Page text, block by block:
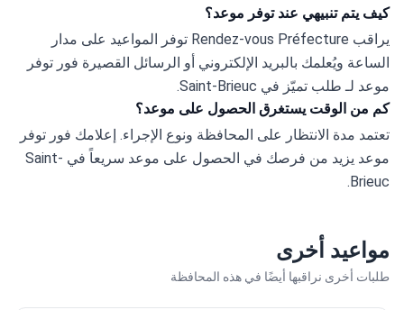
كيف يتم تنبيهي عند توفر موعد؟
موعد لـ طلب تميّز في Saint-Brieuc.
كم من الوقت يستغرق الحصول على موعد؟
موعد يزيد من فرصك في الحصول على موعد سريعاً في Saint-
Brieuc.
مواعيد أخرى
طلبات أخرى نراقبها أيضًا في هذه المحافظة